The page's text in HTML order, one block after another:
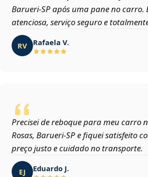
Barueri‑SP após uma pane no carro.
atenciosa, serviço seguro e
RV Rafaela V.
Precisei de reboque para meu carro
Rosas, Barueri‑SP e fiquei satisfeito
preço justo e cuidado no transporte.
EJ Eduardo J.